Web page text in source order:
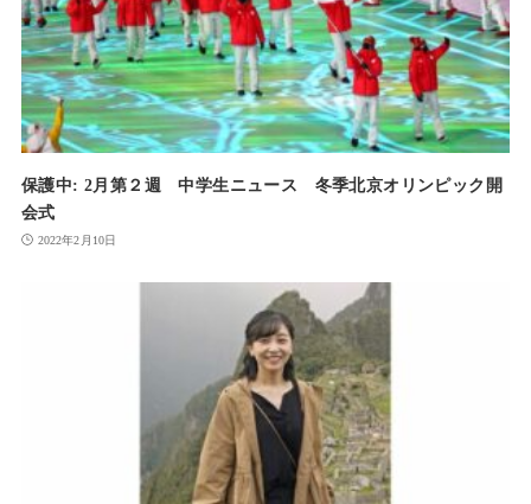
保護中: 2月第２週 中学生ニュース 冬季北京オリンピック開
会式
2022年2月10日